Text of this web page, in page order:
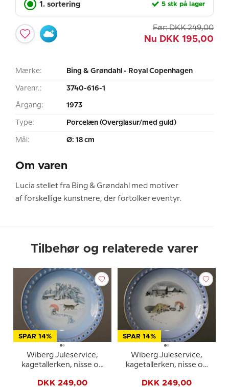
1. sortering 5 stk på lager
Før: DKK 249,00
Nu DKK 195,00
Mærke: Bing & Grøndahl - Royal Copenhagen
Varenr.: 3740-616-1
Årgang: 1973
Type: Porcelæn (Overglasur/med guld)
Mål: Ø: 18 cm
Om varen
Lucia stellet fra Bing & Grøndahl med motiver
af forskellige kunstnere, der fortolker eventyr.
Tilbehør og relaterede varer
SPAR 14%
Wiberg Juleservice,
kagetallerken, nisse og
Grøndahl nr. 3503616
DKK 249,00
SPAR 14%
Wiberg Juleservice,
kagetallerken, nisse og
3501616
DKK 249,00